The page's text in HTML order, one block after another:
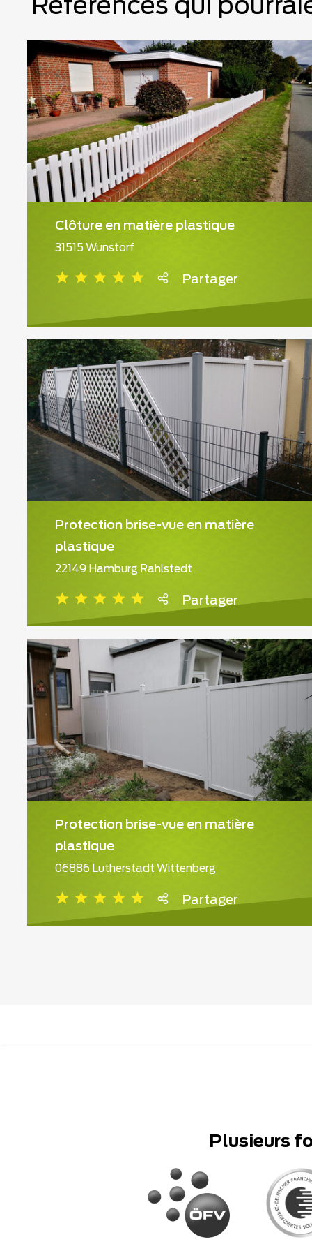
Références qui
Clôture en matière plastique
31515 Wunstorf
Partager
Protection brise-vue en matière
plastique
22149 Hamburg Rahlstedt
Partager
Protection brise-vue en matière
plastique
06886 Lutherstadt Wittenberg
Partager
Plusieurs